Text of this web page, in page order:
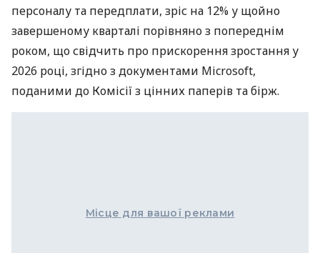
персоналу та передплати, зріс на 12% у щойно
завершеному кварталі порівняно з попереднім
роком, що свідчить про прискорення зростання у
2026 році, згідно з документами Microsoft,
поданими до Комісії з цінних паперів та бірж.
Місце для вашої реклами